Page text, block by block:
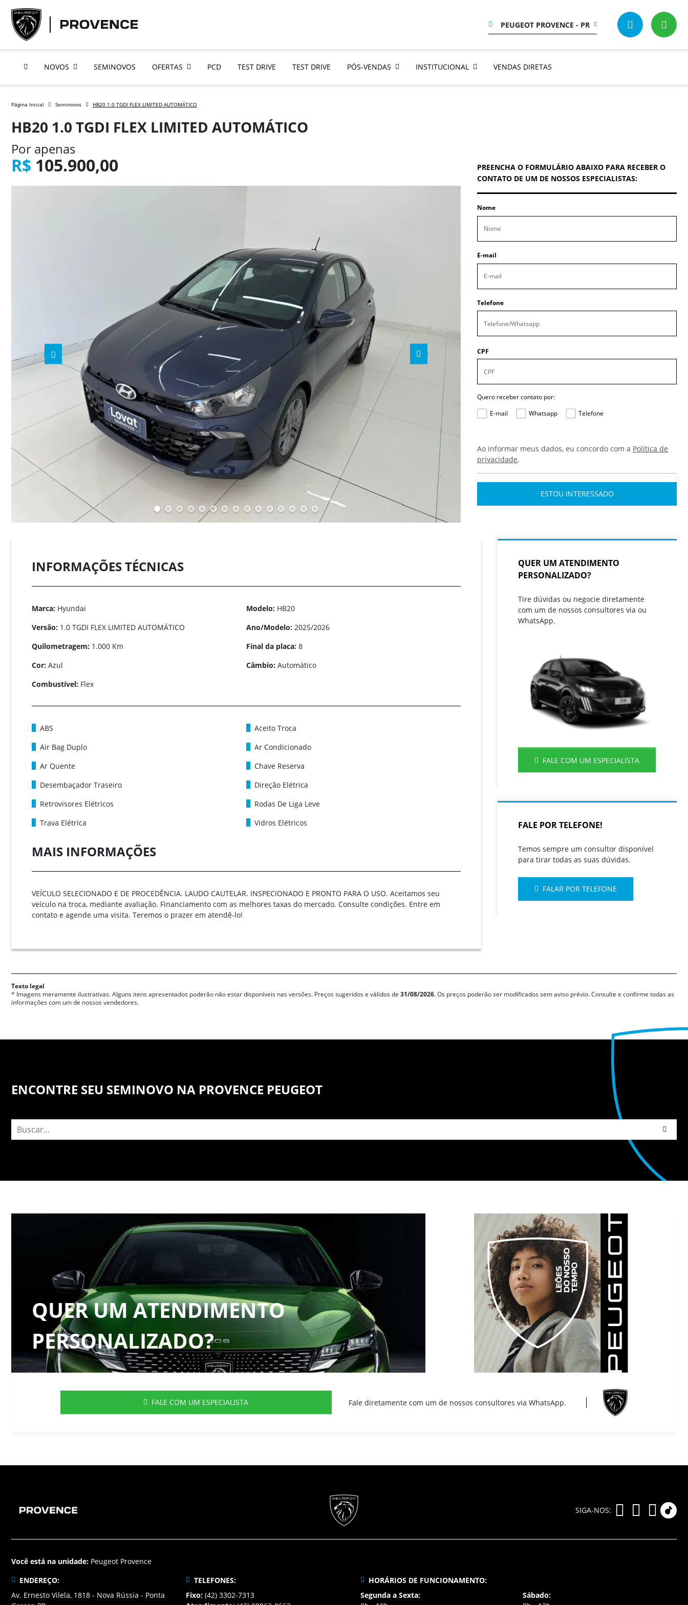
PEUGEOT PROVENCE - PR
NOVOS SEMINOVOS OFERTAS PCD TEST DRIVE TEST DRIVE PÓS-VENDAS INSTITUCIONAL VENDAS DIRETAS
Página Inicial Seminovos HB20 1.0 TGDI FLEX LIMITED AUTOMÁTICO
HB20 1.0 TGDI FLEX LIMITED AUTOMÁTICO
Por apenas
R$ 105.900,00
PREENCHA O FORMULÁRIO ABAIXO PARA RECEBER O
CONTATO DE UM DE NOSSOS ESPECIALISTAS:
Nome
E-mail
Telefone
CPF
Quero receber contato por:
E-mail
Whatsapp Telefone
Ao informar meus dados, eu concordo com a Política de
privacidade.
ESTOU INTERESSADO
INFORMAÇÕES TÉCNICAS
Marca: Hyundai Modelo: HB20
Versão: 1.0 TGDI FLEX LIMITED AUTOMÁTICO Ano/Modelo: 2025/2026
Quilometragem: 1.000 Km Final da placa: 8
Cor: Azul Câmbio: Automático
Combustível: Flex
ABS
Aceito Troca
Air Bag Duplo
Ar Condicionado
Ar Quente
Chave Reserva
Desembaçador Traseiro
Direção Elétrica
Retrovisores Elétricos
Rodas De Liga Leve
Trava Elétrica
Vidros Elétricos
MAIS INFORMAÇÕES
VEÍCULO SELECIONADO E DE PROCEDÊNCIA. LAUDO CAUTELAR. INSPECIONADO E PRONTO PARA O USO. Aceitamos seu
veículo na troca, mediante avaliação. Financiamento com as melhores taxas do mercado. Consulte condições. Entre em
contato e agende uma visita. Teremos o prazer em atendê-lo!
QUER UM ATENDIMENTO
PERSONALIZADO?
Tire dúvidas ou negocie diretamente
com um de nossos consultores via ou
WhatsApp.
FALE COM UM ESPECIALISTA
FALE POR TELEFONE!
Temos sempre um consultor disponível
para tirar todas as suas dúvidas.
FALAR POR TELEFONE
Texto legal
* Imagens meramente ilustrativas. Alguns itens apresentados poderão não estar disponíveis nas versões. Preços sugeridos e válidos de 31/08/2026. Os preços poderão ser modificados sem aviso prévio. Consulte e confirme todas as
informações com um de nossos vendedores.
ENCONTRE SEU SEMINOVO NA PROVENCE PEUGEOT
QUER UM ATENDIMENTO
PERSONALIZADO?
FALE COM UM ESPECIALISTA Fale diretamente com um de nossos consultores via WhatsApp.
SIGA-NOS:
Você está na unidade: Peugeot Provence
ENDEREÇO:
Av. Ernesto Vilela, 1818 - Nova Rússia - Ponta
TELEFONES:
Fixo: (42) 3302-7313
HORÁRIOS DE FUNCIONAMENTO:
Segunda a Sexta:
Sábado: